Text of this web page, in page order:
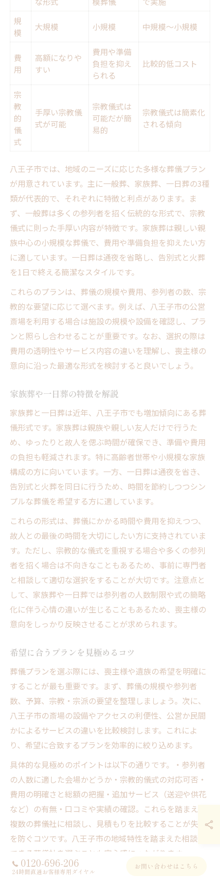
規
模
大規模 小規模 中規模〜小規模
費
用
高額になりや
すい
費用や準備
負担を抑え
られる
比較的低コスト
宗
教
的
儀
式
手厚い宗教儀
式が可能
宗教儀式は
可能だが簡
易的
宗教儀式は簡素化
される傾向
八王子市では、地域のニーズに応じた多様な葬儀プラン
が用意されています。主に一般葬、家族葬、一日葬の3種
類が代表的で、それぞれに特徴と利点があります。ま
ず、一般葬は多くの参列者を招く伝統的な形式で、宗教
儀式に則った手厚い内容が特徴です。家族葬は親しい親
族中心の小規模な葬儀で、費用や準備負担を抑えたい方
に適しています。一日葬は通夜を省略し、告別式と火葬
を1日で終える簡潔なスタイルです。
これらのプランは、葬儀の規模や費用、参列者の数、宗
教的な要望に応じて選べます。例えば、八王子市の公営
斎場を利用する場合は施設の規模や設備を確認し、プラ
ンと照らし合わせることが重要です。なお、選択の際は
費用の透明性やサービス内容の違いを理解し、喪主様の
意向に沿った最適な形式を検討すると良いでしょう。
家族葬や一日葬の特徴を解説
家族葬と一日葬は近年、八王子市でも増加傾向にある葬
儀形式です。家族葬は親族や親しい友人だけで行うた
め、ゆったりと故人を偲ぶ時間が確保でき、準備や費用
の負担も軽減されます。特に高齢者世帯や小規模な家族
構成の方に向いています。一方、一日葬は通夜を省き、
告別式と火葬を同日に行うため、時間を節約しつつシン
プルな葬儀を希望する方に適しています。
これらの形式は、葬儀にかかる時間や費用を抑えつつ、
故人との最後の時間を大切にしたい方に支持されていま
す。ただし、宗教的な儀式を重視する場合や多くの参列
者を招く場合は不向きなこともあるため、事前に専門者
と相談して適切な選択をすることが大切です。注意点と
して、家族葬や一日葬では参列者の人数制限や式の簡略
化に伴う心情の違いが生じることもあるため、喪主様の
意向をしっかり反映させることが求められます。
希望に合うプランを見極めるコツ
葬儀プランを選ぶ際には、喪主様や遺族の希望を明確に
することが最も重要です。まず、葬儀の規模や参列者
数、予算、宗教・宗派の要望を整理しましょう。次に、
八王子市の斎場の設備やアクセスの利便性、公営か民間
かによるサービスの違いを比較検討します。これによ
り、希望に合致するプランを効率的に絞り込めます。
具体的な見極めのポイントは以下の通りです。・参列者
の人数に適した会場かどうか・宗教的儀式の対応可否・
費用の明確さと総額の把握・追加サービス（送迎や供花
など）の有無・口コミや実績の確認。これらを踏まえ、
複数の葬儀社に相談し、見積もりを比較することが失敗
を防ぐコツです。八王子市の地域特性を踏まえた相談が
できる葬儀社を選ぶことも安心感につながります。
0120-696-206
24時間直通お客様専用ダイヤル
お問い合わせはこちら